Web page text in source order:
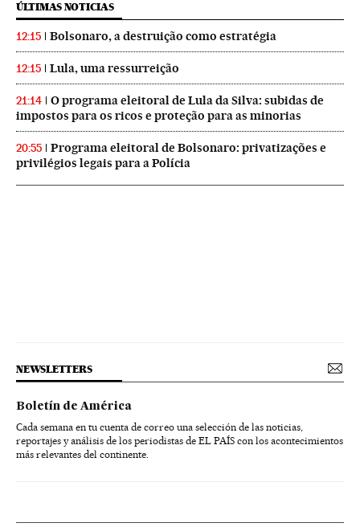
ÚLTIMAS NOTICIAS
12:15 Bolsonaro, a destruição como estratégia
12:15 Lula, uma ressurreição
21:14
O programa eleitoral de Lula da Silva: subidas de
impostos para os ricos e proteção para as minorias
20:55
Programa eleitoral de Bolsonaro: privatizações e
privilégios legais para a Polícia
NEWSLETTERS
Boletín de América
Cada semana en tu cuenta de correo una selección de las noticias,
reportajes y análisis de los periodistas de EL PAÍS con los acontecimientos
más relevantes del continente.